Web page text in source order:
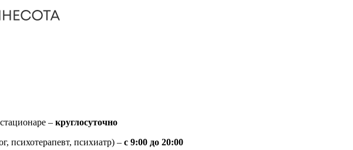
– круглосуточно
психотерапевт, психиатр) – с 9:00 до 20:00